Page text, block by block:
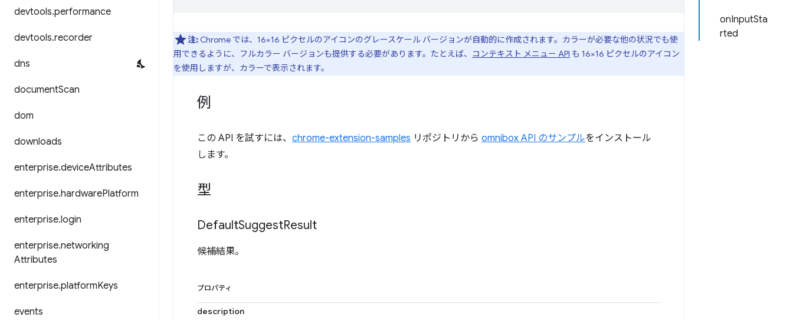
devtools.performance
devtools.recorder
dns
documentScan
dom
downloads
enterprise.deviceAttributes
enterprise.hardwarePlatform
enterprise.login
enterprise.networking
Attributes
enterprise.platformKeys
events
onInputSta
rted
注: Chrome では、16×16 ピクセルのアイコンのグレースケール バージョンが自動的に作成されます。カラーが必要な他の状況でも使
用できるように、フルカラー バージョンも提供する必要があります。たとえば、 コンテキスト メニュー API も 16×16 ピクセルのアイコン
を使用しますが、カラーで表示されます。
例
この API を試すには、 chrome-extension-samples リポジトリから omnibox API のサンプルをインストール
します。
型
DefaultSuggestResult
候補結果。
プロパティ
description